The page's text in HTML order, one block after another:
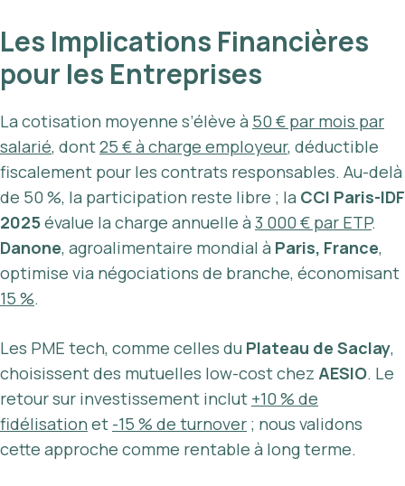
Les Implications Financières
pour les Entreprises
La cotisation moyenne s’élève à 50 € par mois par
salarié, dont25 € à charge employeur, déductible
fiscalement pour les contrats responsables. Au-delà
de 50 %, la participation reste libre ; la CCI Paris-IDF
2025évalue la charge annuelle à 3 000 € par ETP.
Danone, agroalimentaire mondial à Paris, France,
optimise via négociations de branche, économisant
15 %.
Les PME tech, comme celles du Plateau de Saclay,
choisissent des mutuelles low-cost chez AESIO. Le
retour sur investissement inclut +10 % de
fidélisation et -15 % de turnover ; nous validons
cette approche comme rentable à long terme.